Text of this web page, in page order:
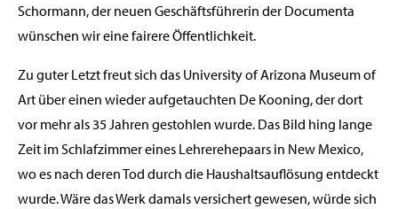
Schormann, der neuen Geschäftsführerin der Documenta
wünschen wir eine fairere Öffentlichkeit.
Zu guter Letzt freut sich das University of Arizona Museum of
Art über einen wieder aufgetauchten De Kooning, der dort
vor mehr als 35 Jahren gestohlen wurde. Das Bild hing lange
Zeit im Schlafzimmer eines Lehrerehepaars in New Mexico,
wo es nach deren Tod durch die Haushaltsauflösung entdeckt
wurde. Wäre das Werk damals versichert gewesen, würde sich